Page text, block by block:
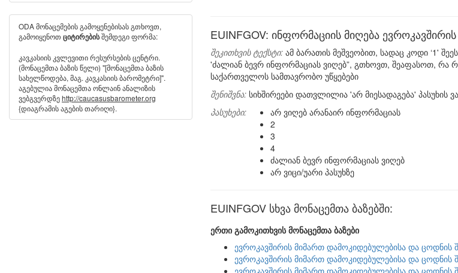
EUINFGOV: ინფორმაციის მიღება
შეკითხვის ტექსტი: ამ ბარათის მეშვეობით, სადაც კოდი ‘1'
'ძალიან ბევრ ინფორმაციას ვიღებ”, გთხოვთ, შეაფასოთ, რა
საქართველოს სამთავრობო უწყებები
შენიშვნა: სიხშირეები დათვლილია 'არ მიესადაგება' პასუხის
პასუხები:
არ ვიღებ არანაირ ინფორმაციას
2
3
4
ძალიან ბევრ ინფორმაციას ვიღებ
არ ვიცი/უარი პასუხზე
EUINFGOV სხვა მონაცემთა ბაზებში:
ერთი გამოკითხვის მონაცემთა ბაზები
ევროკავშირის მიმართ დამოკიდებულებისა და ცოდნის
ევროკავშირის მიმართ დამოკიდებულებისა და ცოდნის
ევროკავშირის მიმართ დამოკიდებულებისა და ცოდნის
ODA მონაცემების გამოყენებისას გთხოვთ,
გამოიყენოთ ციტირებისშემდეგი ფორმა:
კავკასიის კვლევითი რესურსების ცენტრი.
(მონაცემთა ბაზის წელი) "[მონაცემთა ბაზის
სახელწოდება, მაგ. კავკასიის ბარომეტრი]".
აგებულია მონაცემთა ონლაინ ანალიზის
ვებგვერდზეhttp://caucasusbarometer.org
{დიაგრამის აგების თარიღი}.